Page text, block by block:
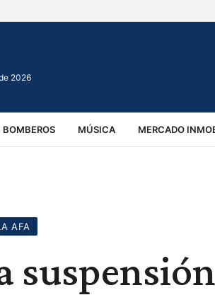
2026
BOMBEROS MÚSICA MERCADO
AFA